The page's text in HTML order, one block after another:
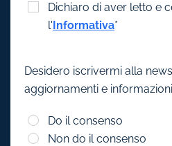
Dichiaro di aver letto e
l'Informativa*
Desidero iscrivermi alla
aggiornamenti e
Do il consenso
Non do il consenso